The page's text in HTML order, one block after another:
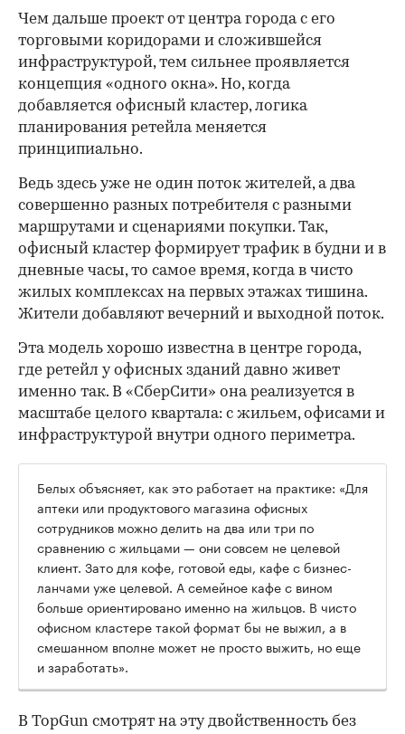
Чем дальше проект от центра города с его
торговыми коридорами и сложившейся
инфраструктурой, тем сильнее проявляется
концепция «одного окна». Но, когда
добавляется офисный кластер, логика
планирования ретейла меняется
принципиально.
Ведь здесь уже не один поток жителей, а два
совершенно разных потребителя с разными
маршрутами и сценариями покупки. Так,
офисный кластер формирует трафик в будни и в
дневные часы, то самое время, когда в чисто
жилых комплексах на первых этажах тишина.
Жители добавляют вечерний и выходной поток.
Эта модель хорошо известна в центре города,
где ретейл у офисных зданий давно живет
именно так. В «СберСити» она реализуется в
масштабе целого квартала: с жильем, офисами и
инфраструктурой внутри одного периметра.
Белых объясняет, как это работает на практике: «Для
аптеки или продуктового магазина офисных
сотрудников можно делить на два или три по
сравнению с жильцами — они совсем не целевой
клиент. Зато для кофе, готовой еды, кафе с бизнес-
ланчами уже целевой. А семейное кафе с вином
больше ориентировано именно на жильцов. В чисто
офисном кластере такой формат бы не выжил, а в
смешанном вполне может не просто выжить, но еще
и заработать».
В TopGun смотрят на эту двойственность без